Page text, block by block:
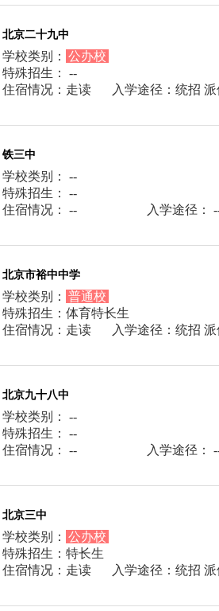
北京二十九中
学校类别： 公办校
特殊招生： --
住宿情况：走读
入学途径：统招
铁三中
学校类别： --
特殊招生： --
住宿情况： --
入学途径：
北京市裕中中学
学校类别： 普通校
特殊招生：体育特长生
住宿情况：走读
入学途径：统招
北京九十八中
学校类别： --
特殊招生： --
住宿情况： --
入学途径：
北京三中
学校类别： 公办校
特殊招生：特长生
住宿情况：走读
入学途径：统招